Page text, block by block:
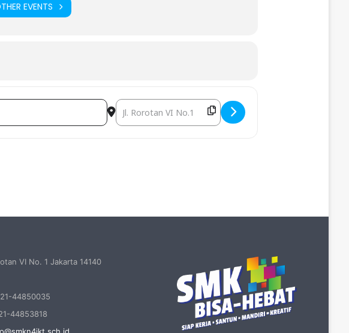
EVENTS
Destination Address - UKK Teknik Furnitur [ZW1jWYuIp]
VI No. 1 Jakarta 14140
44850035
44853818